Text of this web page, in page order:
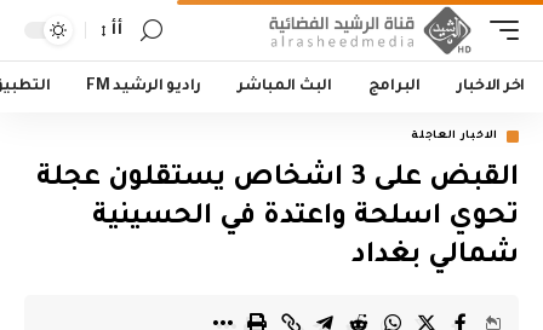
أأ
اخر الاخبار البرامج البث المباشر راديو الرشيد FM
الاخبار العاجلة
القبض على 3 اشخاص يستقلون عجلة
تحوي اسلحة واعتدة في الحسينية
شمالي بغداد